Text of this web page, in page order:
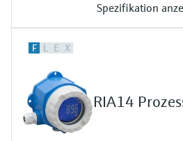
Spezifikation
2 x Universal (U, I, R, RTD, TC)
2 x Analog (I, U) 1 x
Anzeige
Mehrfarbige Hintergrundbeleuchtung
Weiß/schwarz/gelb
Bargraph
F L E X
RIA14